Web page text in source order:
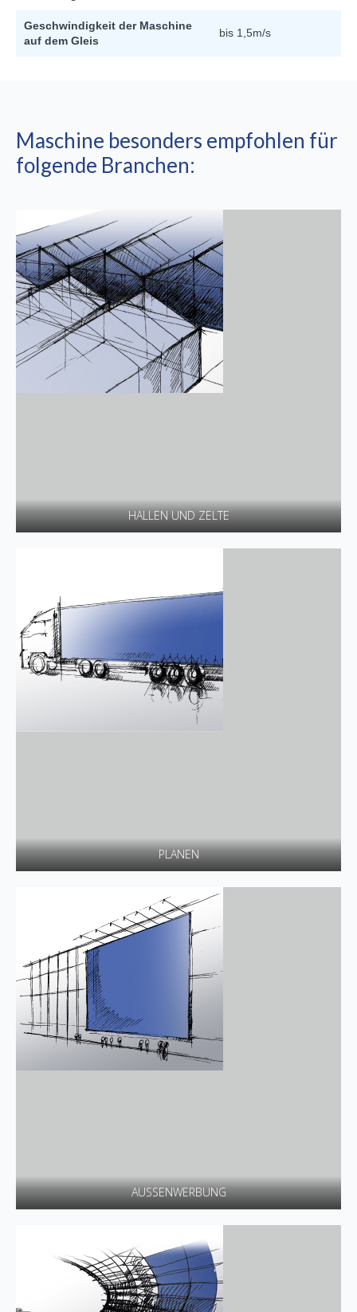
Geschwindigkeit der Maschine
auf dem Gleis
bis 1,5m/s
Maschine besonders empfohlen für
folgende Branchen:
HALLEN UND ZELTE
PLANEN
AUSSENWERBUNG